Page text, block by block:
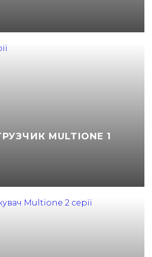
MULTIONE 1